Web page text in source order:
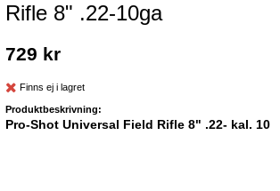
Rifle 8" .22-10ga
729 kr
Finns ej i lagret
Produktbeskrivning:
Pro-Shot Universal Field Rifle 8" .22- kal. 10